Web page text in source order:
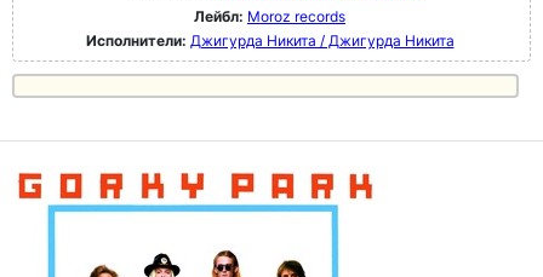
Лейбл: Moroz records
Исполнители: Джигурда Никита / Джигурда Никита